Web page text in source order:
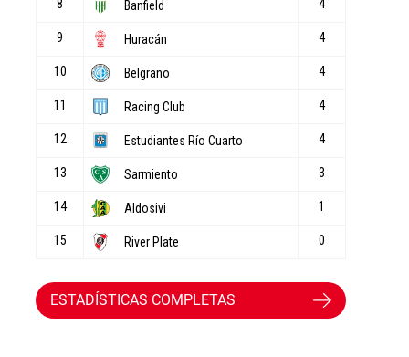
ESTADÍSTICAS COMPLETAS